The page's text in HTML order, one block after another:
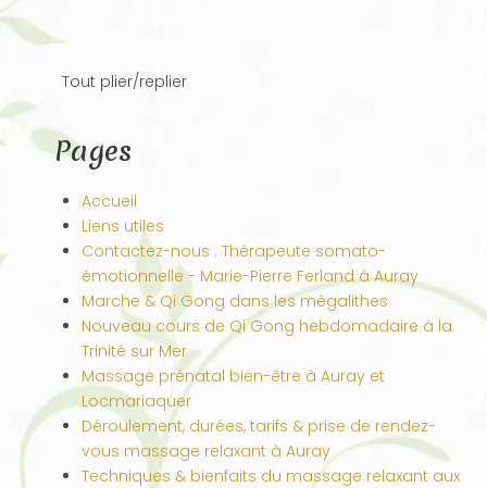
Tout plier/replier
Pages
Accueil
Liens utiles
Contactez-nous : Thérapeute somato-
émotionnelle - Marie-Pierre Ferland à Auray
Marche & Qi Gong dans les mégalithes
Nouveau cours de Qi Gong hebdomadaire à la
Trinité sur Mer
Massage prénatal bien-être à Auray et
Locmariaquer
Déroulement, durées, tarifs & prise de rendez-
vous massage relaxant à Auray
Techniques & bienfaits du massage relaxant aux